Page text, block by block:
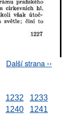
Next
Další strana ››
1232
1233
1240
1241